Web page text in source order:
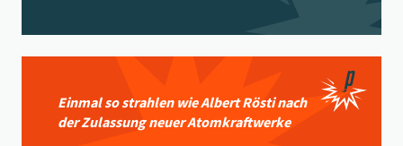
Einmal so strahlen wie Albert Rösti nach
der Zulassung neuer Atomkraftwerke